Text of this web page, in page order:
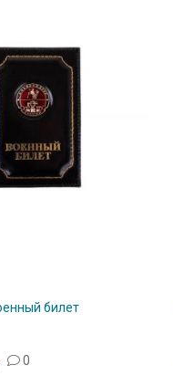
билет
0